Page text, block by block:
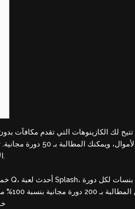
لك الكازينوهات التي تقدم مكافآت
المطالبة بـ 50 دورة مجانية.
الإنترنت مكافأة 50 دورة مجانية للعملاء الجدد والحاليين.